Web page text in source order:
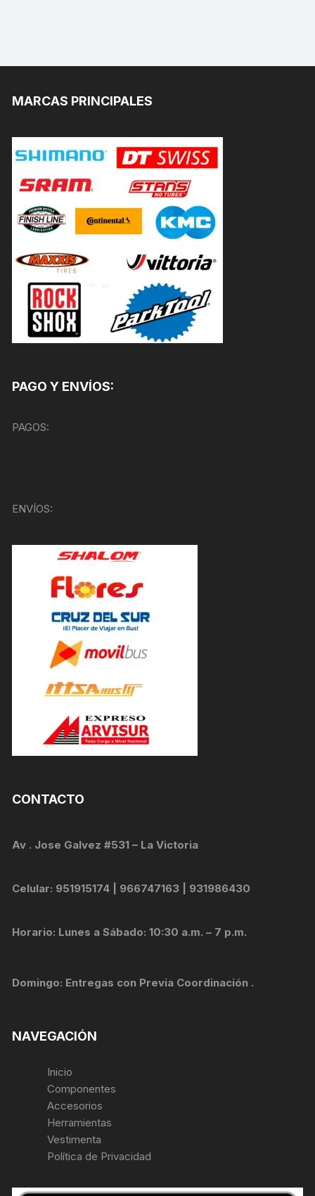
MARCAS PRINCIPALES
PAGO Y ENVÍOS:
PAGOS:
ENVÍOS:
CONTACTO
Av . Jose Galvez #531 – La Victoria
Celular: 951915174 | 966747163 | 931986430
Horario: Lunes a Sábado: 10:30 a.m. – 7 p.m.
Domingo: Entregas con Previa Coordinación .
NAVEGACIÓN
Inicio
Componentes
Accesorios
Herramientas
Vestimenta
Política de Privacidad